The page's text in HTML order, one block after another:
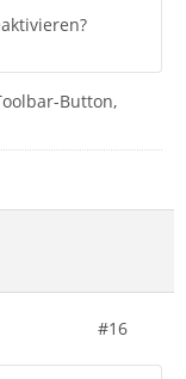
Button,
#16